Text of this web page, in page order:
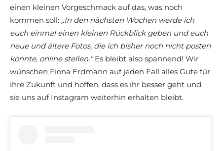
einen kleinen Vorgeschmack auf das, was noch
kommen soll: „In den nächsten Wochen werde ich
euch einmal einen kleinen Rückblick geben und euch
neue und ältere Fotos, die ich bisher noch nicht posten
konnte, online stellen.“Es bleibt also spannend! Wir
wünschen Fiona Erdmann auf jeden Fall alles Gute für
ihre Zukunft und hoffen, dass es ihr besser geht und
sie uns auf Instagram weiterhin erhalten bleibt.